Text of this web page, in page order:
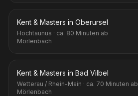
Kent & Masters in Oberursel
Hochtaunus · ca. 80 Minuten ab
Mörlenbach
Kent & Masters in Bad Vilbel
Wetterau / Rhein-Main · ca. 70 Minuten ab
Mörlenbach